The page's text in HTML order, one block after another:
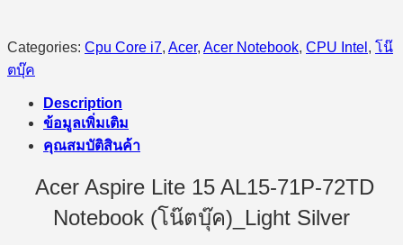
Categories: Cpu Core i7, Acer, Acer Notebook, CPU Intel , โน๊
ตบุ๊ค
Description
ข้อมูลเพิ่มเติม
คุณสมบัติสินค้า
Acer Aspire Lite 15 AL15-71P-72TD
Notebook (โน๊ตบุ๊ค)_Light Silver